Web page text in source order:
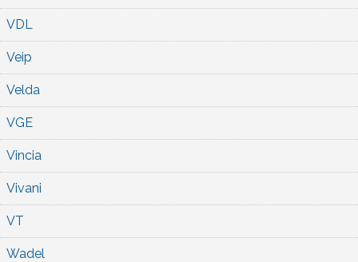
VDL
Veip
Velda
VGE
Vincia
Vivani
VT
Wadel